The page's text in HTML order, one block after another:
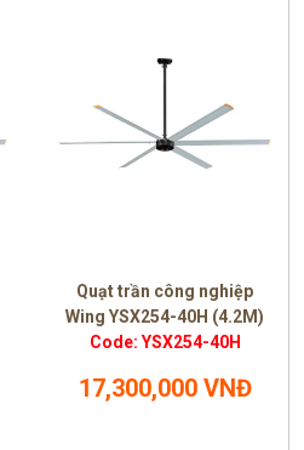
Quạt trần công nghiệp
Wing YSX254-40H (4.2M)
Code: YSX254-40H
17,300,000 VNĐ